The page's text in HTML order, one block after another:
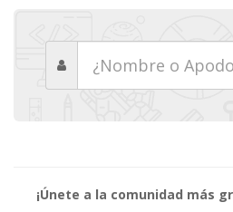
¡Únete a la comunidad más